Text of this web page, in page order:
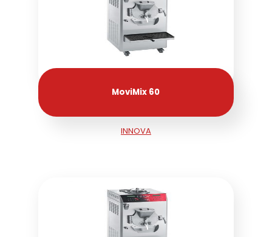
MoviMix 60
INNOVA